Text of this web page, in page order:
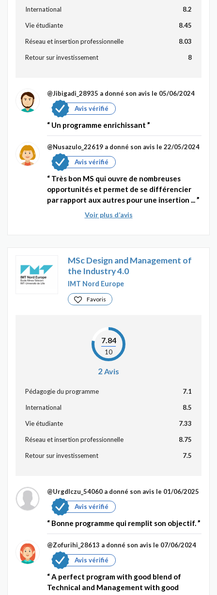
International 8.2
Vie étudiante 8.45
Réseau et insertion professionnelle 8.03
Retour sur investissement 8
@Jibigadi_28935 a donné son avis le 05/06/2024
Avis vérifié
Un programme enrichissant
@Nusazulo_22619 a donné son avis le 22/05/2024
Avis vérifié
Très bon MS qui ouvre de nombreuses
opportunités et permet de se différencier
par rapport aux autres pour une insertion ...
Voir plus d’avis
MSc Design and Management of
the Industry 4.0
IMT Nord Europe
Favoris
7.84
10
2Avis
Pédagogie du programme 7.1
International 8.5
Vie étudiante 7.33
Réseau et insertion professionnelle 8.75
Retour sur investissement 7.5
@Urgdlczu_54060 a donné son avis le 01/06/2025
Avis vérifié
Bonne programme qui remplit son objectif.
@Zofurihi_28613 a donné son avis le 07/06/2024
Avis vérifié
A perfect program with good blend of
Technical and Management with good